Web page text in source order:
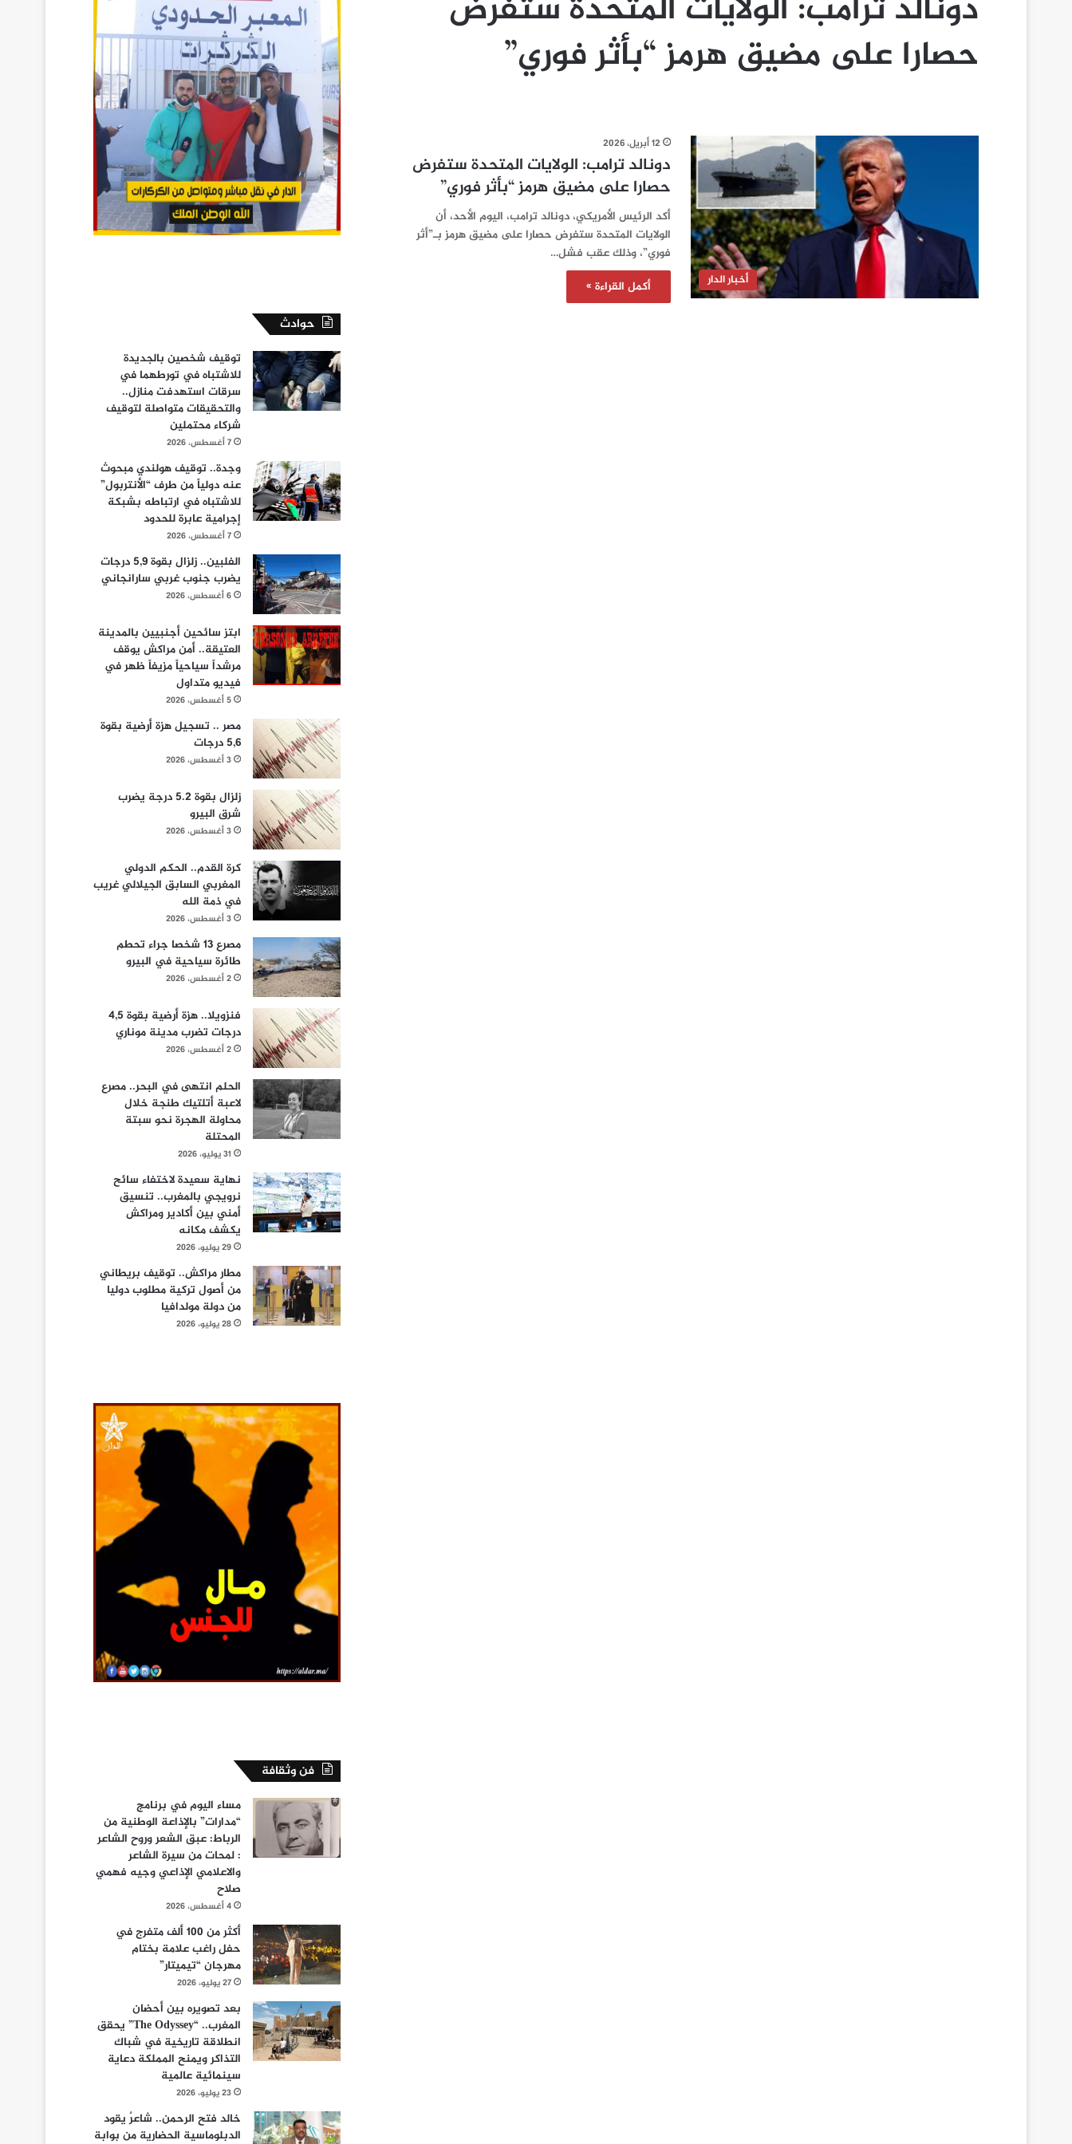
دونالد ترامب: الولايات المتحدة ستفرض
حصارا على مضيق هرمز “بأثر فوري”
أخبار الدار
12 أبريل، 2026
دونالد ترامب: الولايات المتحدة ستفرض
حصارا على مضيق هرمز “بأثر فوري”
أكد الرئيس الأمريكي، دونالد ترامب، اليوم الأحد، أن
الولايات المتحدة ستفرض حصارا على مضيق هرمز بـ”أثر
فوري”، وذلك عقب فشل…
أكمل القراءة »
حوادث
توقيف شخصين بالجديدة
للاشتباه في تورطهما في
سرقات استهدفت منازل..
والتحقيقات متواصلة لتوقيف
شركاء محتملين
7 أغسطس، 2026
وجدة.. توقيف هولندي مبحوث
عنه دولياً من طرف “الأنتربول”
للاشتباه في ارتباطه بشبكة
إجرامية عابرة للحدود
7 أغسطس، 2026
الفلبين.. زلزال بقوة 5,9 درجات
يضرب جنوب غربي سارانجاني
6 أغسطس، 2026
ابتز سائحين أجنبيين بالمدينة
العتيقة.. أمن مراكش يوقف
مرشداً سياحياً مزيفاً ظهر في
فيديو متداول
5 أغسطس، 2026
مصر .. تسجيل هزة أرضية بقوة
5,6 درجات
3 أغسطس، 2026
زلزال بقوة 5.2 درجة يضرب
شرق البيرو
3 أغسطس، 2026
كرة القدم.. الحكم الدولي
المغربي السابق الجيلالي غريب
في ذمة الله
3 أغسطس، 2026
مصرع 13 شخصا جراء تحطم
طائرة سياحية في البيرو
2 أغسطس، 2026
فنزويلا.. هزة أرضية بقوة 4,5
درجات تضرب مدينة موناري
2 أغسطس، 2026
الحلم انتهى في البحر.. مصرع
لاعبة أتلتيك طنجة خلال
محاولة الهجرة نحو سبتة
المحتلة
31 يوليو، 2026
نهاية سعيدة لاختفاء سائح
نرويجي بالمغرب.. تنسيق
أمني بين أكادير ومراكش
يكشف مكانه
29 يوليو، 2026
مطار مراكش.. توقيف بريطاني
من أصول تركية مطلوب دوليا
من دولة مولدافيا
28 يوليو، 2026
فن وثقافة
مساء اليوم في برنامج
“مدارات” بالإذاعة الوطنية من
الرباط: عبق الشعر وروح الشاعر
: لمحات من سيرة الشاعر
والاعلامي الإذاعي وجيه فهمي
صلاح
4 أغسطس، 2026
أكثر من 100 ألف متفرج في
حفل راغب علامة بختام
مهرجان “تيميتار”
27 يوليو، 2026
بعد تصويره بين أحضان
المغرب.. “The Odyssey” يحقق
انطلاقة تاريخية في شباك
التذاكر ويمنح المملكة دعاية
سينمائية عالمية
23 يوليو، 2026
خالد فتح الرحمن.. شاعرٌ يقود
الدبلوماسية الحضارية من بوابة